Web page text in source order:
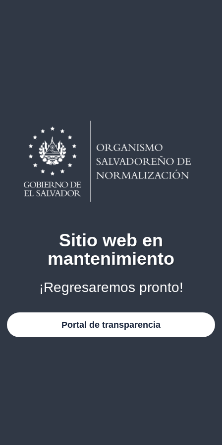
Sitio web en
mantenimiento
¡Regresaremos pronto!
Portal de transparencia